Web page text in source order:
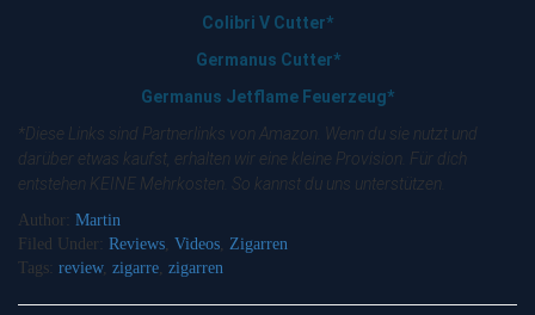
Colibri V Cutter*
Germanus Cutter*
Germanus Jetflame Feuerzeug*
*Diese Links sind Partnerlinks von Amazon. Wenn du sie nutzt und
darüber etwas kaufst, erhalten wir eine kleine Provision. Für dich
entstehen KEINE Mehrkosten. So kannst du uns unterstützen.
Author: Martin
Filed Under: Reviews Videos Zigarren
Tags: review, zigarre zigarren